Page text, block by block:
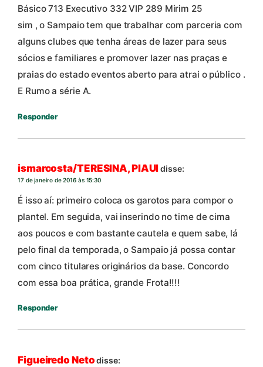
Básico 713 Executivo 332 VIP 289 Mirim 25
sim , o Sampaio tem que trabalhar com parceria com
alguns clubes que tenha áreas de lazer para seus
sócios e familiares e promover lazer nas praças e
praias do estado eventos aberto para atrai o público .
E Rumo a série A.
Responder
ismarcosta/TERESINA, PIAUIdisse:
17 de janeiro de 2016 às 15:30
É isso aí: primeiro coloca os garotos para compor o
plantel. Em seguida, vai inserindo no time de cima
aos poucos e com bastante cautela e quem sabe, lá
pelo final da temporada, o Sampaio já possa contar
com cinco titulares originários da base. Concordo
com essa boa prática, grande Frota!!!!
Responder
Figueiredo Neto disse: